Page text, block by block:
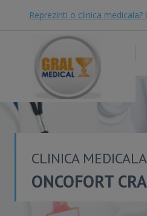
Reprezinti o clinica
CLINICA MEDICALA
ONCOFORT